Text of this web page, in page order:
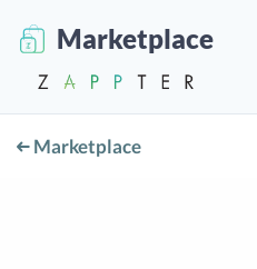
Marketplace
Marketplace